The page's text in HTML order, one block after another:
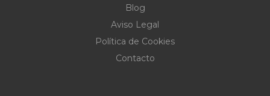
Blog
Aviso Legal
Política de Cookies
Contacto